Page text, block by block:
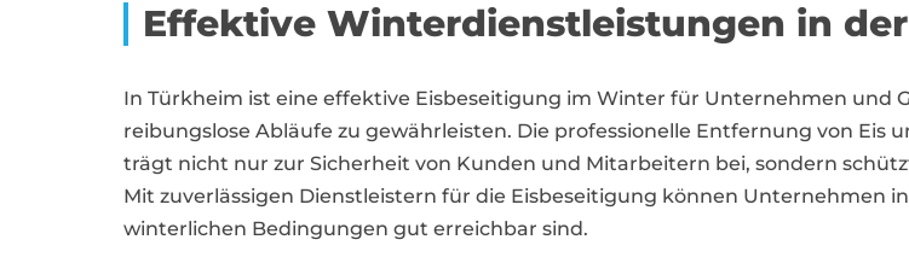
Effektive Winterdienstleistungen in
In Türkheim ist eine effektive Eisbeseitigung im Winter für Unternehmen und
reibungslose Abläufe zu gewährleisten. Die professionelle Entfernung von Eis
trägt nicht nur zur Sicherheit von Kunden und Mitarbeitern bei, sondern
Mit zuverlässigen Dienstleistern für die Eisbeseitigung können Unternehmen
winterlichen Bedingungen gut erreichbar sind.